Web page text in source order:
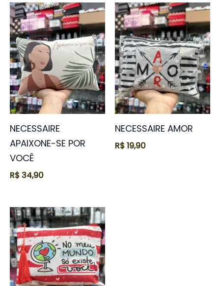
NECESSAIRE
APAIXONE-SE POR
VOCÊ
R$34,90
NECESSAIRE AMOR
R$19,90